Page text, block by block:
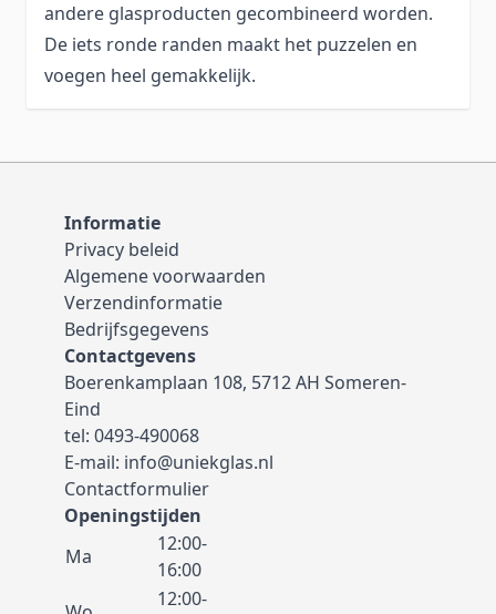
andere glasproducten gecombineerd worden.
De iets ronde randen maakt het puzzelen en
voegen heel gemakkelijk.
Informatie
Privacy beleid
Algemene voorwaarden
Verzendinformatie
Bedrijfsgegevens
Contactgevens
Boerenkamplaan 108, 5712 AH Someren-
Eind
tel: 0493-490068
E-mail: info@uniekglas.nl
Contactformulier
Openingstijden
Ma
12:00-
16:00
12:00-